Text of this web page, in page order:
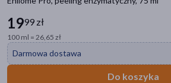
1999 zł
100 ml = 26,65 zł
Darmowa dostawa
Do koszyka